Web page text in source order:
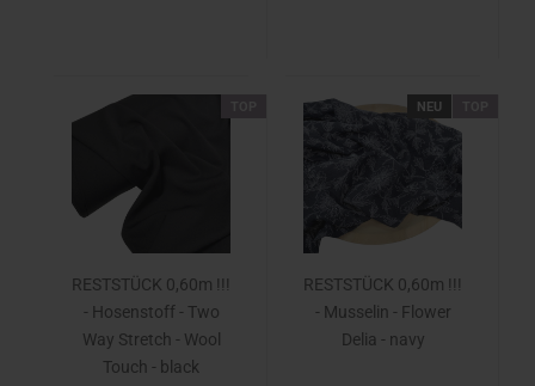
RESTSTÜCK 0,60m !!!
- Hosenstoff - Two
Way Stretch - Wool
Touch - black
NEU
RESTSTÜCK 0,60m !!!
- Musselin - Flower
Delia - navy